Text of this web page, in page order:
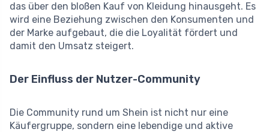
das über den bloßen Kauf von Kleidung hinausgeht. Es
wird eine Beziehung zwischen den Konsumenten und
der Marke aufgebaut, die die Loyalität fördert und
damit den Umsatz steigert.
Der Einfluss der Nutzer-Community
Die Community rund um Shein ist nicht nur eine
Käufergruppe, sondern eine lebendige und aktive